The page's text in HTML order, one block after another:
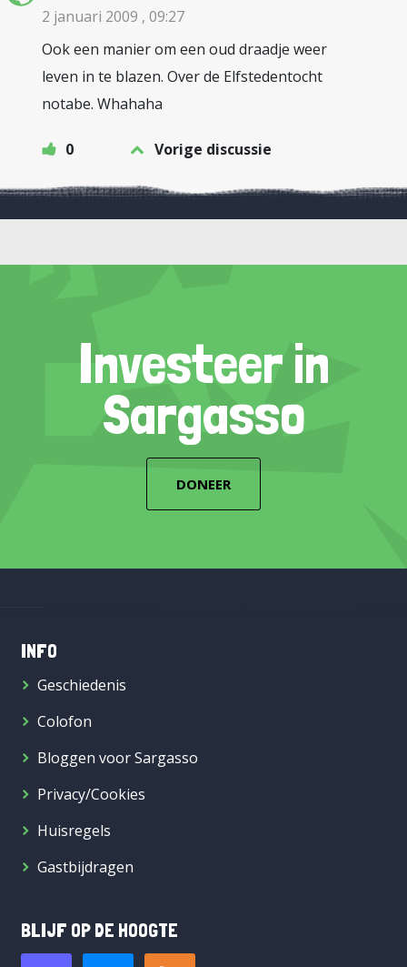
2 januari 2009 , 09:27
Ook een manier om een oud draadje weer
leven in te blazen. Over de Elfstedentocht
notabe. Whahaha
0 Vorige discussie
Investeer in
Sargasso
DONEER
INFO
Geschiedenis
Colofon
Bloggen voor Sargasso
Privacy/Cookies
Huisregels
Gastbijdragen
BLIJF OP DE HOOGTE